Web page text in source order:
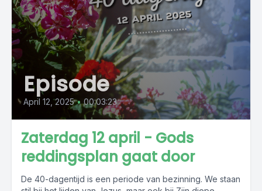
Episode
April 12, 2025 • 00:03:23
Zaterdag 12 april - Gods
reddingsplan gaat door
De 40-dagentijd is een periode van bezinning. We staan